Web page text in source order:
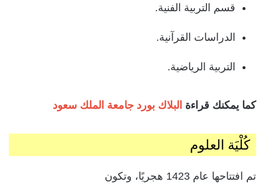
قسم التربية الفنية.
الدراسات القرآنية.
التربية الرياضية.
كما يمكنك قراءة البلاك بورد جامعة الملك سعود
كُلْيَة العلوم
تم افتتاحها عام 1423 هجريًا، وتكون